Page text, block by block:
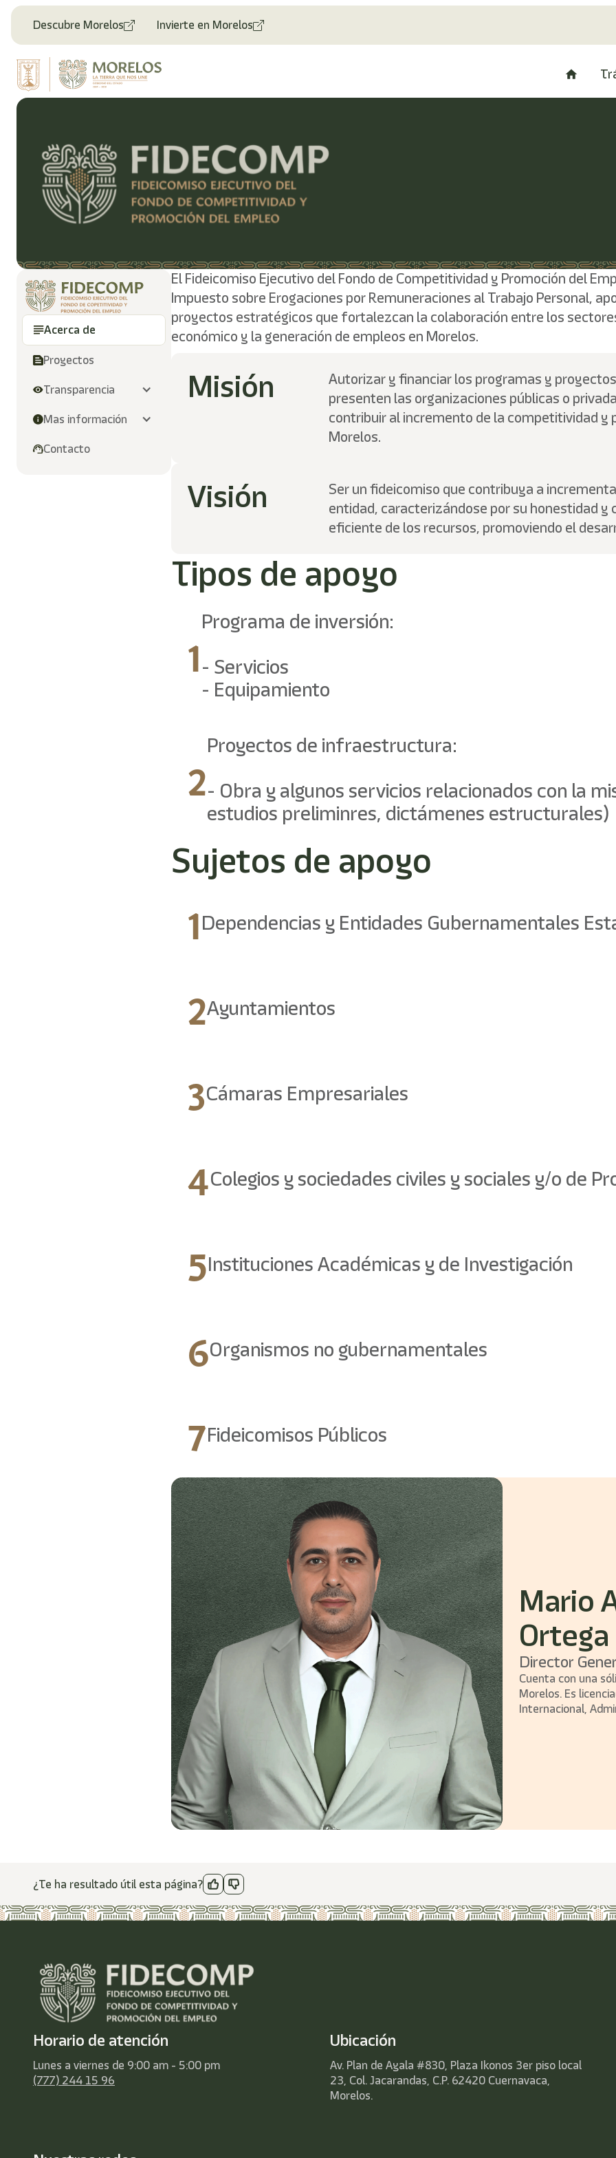
Descubre Morelos Invierte en Morelos
Acerca de
Proyectos
Transparencia
Mas información
Contacto
El Fideicomiso Ejecutivo del Fondo de Competitividad y Promoción del
Impuesto sobre Erogaciones por Remuneraciones al Trabajo Personal,
proyectos estratégicos que fortalezcan la colaboración entre los
económico y la generación de empleos en Morelos.
Misión
Autorizar y financiar los programas y
presenten las organizaciones públicas o
contribuir al incremento de la competitividad y
Morelos.
Visión
Ser un fideicomiso que contribuya a
entidad, caracterizándose por su honestidad
eficiente de los recursos, promoviendo el
Tipos de apoyo
1
Programa de inversión:
- Servicios
- Equipamiento
2
Proyectos de infraestructura:
- Obra y algunos servicios relacionados con la
estudios preliminres, dictámenes estructurales)
Sujetos de apoyo
1Dependencias y Entidades Gubernamentales
2Ayuntamientos
3Cámaras Empresariales
4Colegios y sociedades civiles y sociales y/o de
5Instituciones Académicas y de Investigación
6Organismos no gubernamentales
7Fideicomisos Públicos
Mario
Ortega
Director
Cuenta con una
Morelos. Es
Internacional,
¿Te ha resultado útil esta página?
Horario de atención
Lunes a viernes de 9:00 am - 5:00 pm
(777) 244 15 96
Ubicación
Av. Plan de Ayala #830, Plaza Ikonos 3er piso local
23, Col. Jacarandas, C.P. 62420 Cuernavaca,
Morelos.